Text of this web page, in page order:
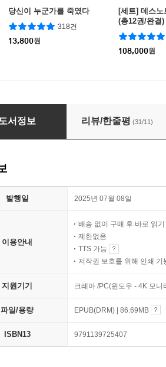
당신이 누군가를 죽였다
318건
13,800원
[세트] 데스노
(총12권/완결)
108,000원
전집
도서정보 리뷰/한줄평 (31/11)
발행일 2025년 07월 08일
이용안내
배송 없이 구매 후 바로 읽기
제한없음
TTS 가능
저작권 보호를 위해 인쇄 기
지원기기 크레마 /PC(윈도우 - 4K 모
파일/용량 EPUB(DRM) | 86.69MB
ISBN13 9791139725407